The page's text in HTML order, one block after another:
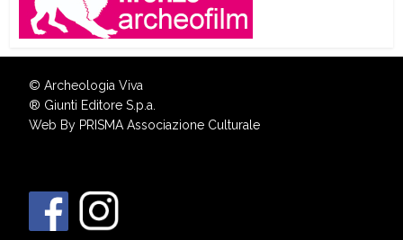
© Archeologia Viva
® Giunti Editore S.p.a.
Web By PRISMA Associazione Culturale